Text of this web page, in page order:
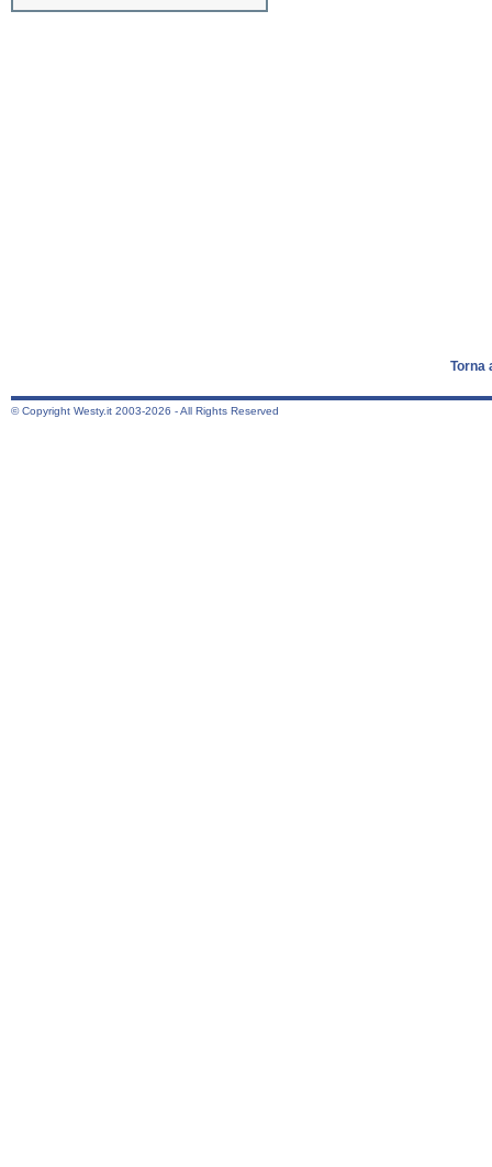
Torna
© Copyright Westy.it 2003-2026 - All Rights Reserved